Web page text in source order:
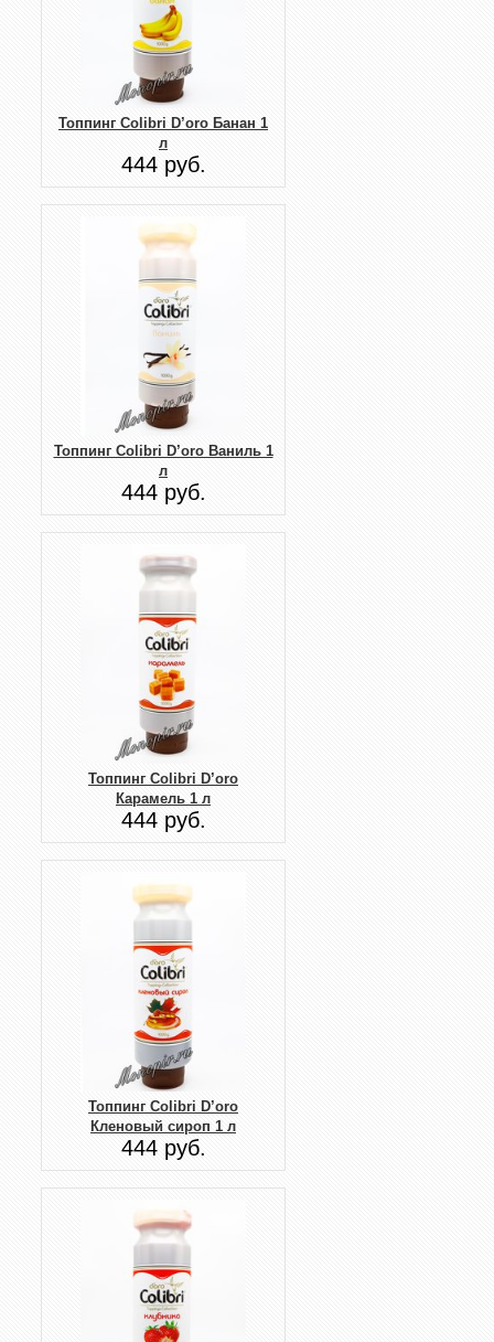
Топпинг Colibri D’oro Банан 1
л
444 руб.
Топпинг Colibri D’oro Ваниль 1
л
444 руб.
Топпинг Colibri D’oro
Карамель 1 л
444 руб.
Топпинг Colibri D’oro
Кленовый сироп 1 л
444 руб.